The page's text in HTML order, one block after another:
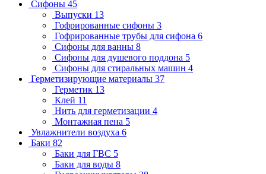
Сифоны 45
Выпуски 13
Гофрированные сифоны 3
Гофрированные трубы для сифона 6
Сифоны для ванны 8
Сифоны для душевого поддона 5
Сифоны для стиральных машин 4
Герметизирующие материалы 37
Герметик 13
Клей 11
Нить для герметизации 4
Монтажная пена 5
Увлажнители воздуха 6
Баки 82
Баки для ГВС 5
Баки для воды 8